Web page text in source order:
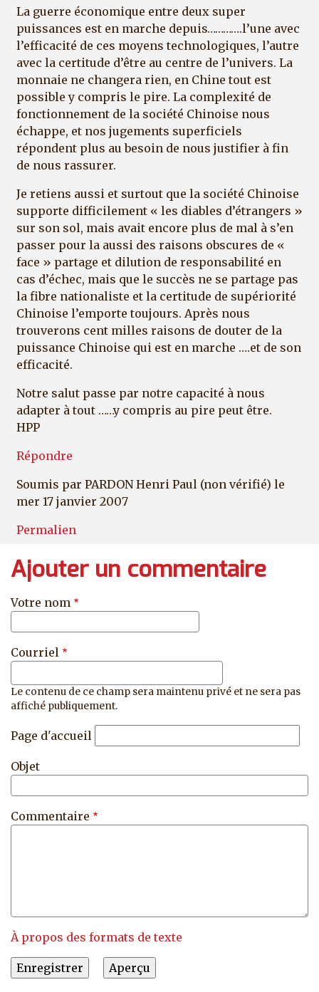
La guerre économique entre deux super
puissances est en marche depuis………….l’une avec
l’efficacité de ces moyens technologiques, l’autre
avec la certitude d’être au centre de l’univers. La
monnaie ne changera rien, en Chine tout est
possible y compris le pire. La complexité de
fonctionnement de la société Chinoise nous
échappe, et nos jugements superficiels
répondent plus au besoin de nous justifier à fin
de nous rassurer.
Je retiens aussi et surtout que la société Chinoise
supporte difficilement « les diables d’étrangers »
sur son sol, mais avait encore plus de mal à s’en
passer pour la aussi des raisons obscures de «
face » partage et dilution de responsabilité en
cas d’échec, mais que le succès ne se partage pas
la fibre nationaliste et la certitude de supériorité
Chinoise l’emporte toujours. Après nous
trouverons cent milles raisons de douter de la
puissance Chinoise qui est en marche ….et de son
efficacité.
Notre salut passe par notre capacité à nous
adapter à tout ……y compris au pire peut être.
HPP
Répondre
Soumis par PARDON Henri Paul (non vérifié) le
mer 17 janvier 2007
Permalien
Ajouter un commentaire
Votre nom
Courriel
Le contenu de ce champ sera maintenu privé et ne sera pas
affiché publiquement.
Page d'accueil
Objet
Commentaire
À propos des formats de texte